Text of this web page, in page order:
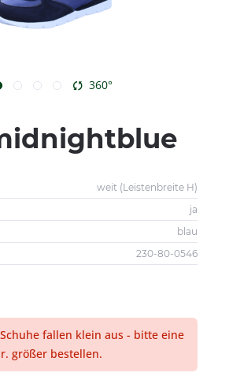
360°
weit (Leistenbreite H)
ja
blau
230-80-0546
fallen klein aus - bitte eine
größer bestellen.